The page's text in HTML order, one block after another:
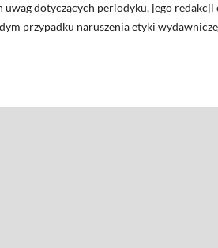
dotyczących periodyku, jego redakcji
przypadku naruszenia etyki